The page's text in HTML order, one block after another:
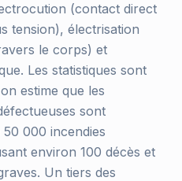
(contact direct
tension), électrisation
le corps) et
Les statistiques sont
estime que les
sont
000 incendies
environ 100 décès et
Un tiers des